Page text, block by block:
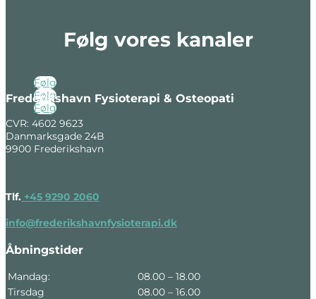
Følg vores kanaler
Følg
Følg
Følg
Frederikshavn Fysioterapi & Osteopati
CVR: 4602 9623
Danmarksgade 24B
9900 Frederikshavn
Tlf. +45 9290 2060
info@frederikshavnfysioterapi.dk
Åbningstider
Mandag:
08.00 – 18.00
Tirsdag
08.00 – 16.00